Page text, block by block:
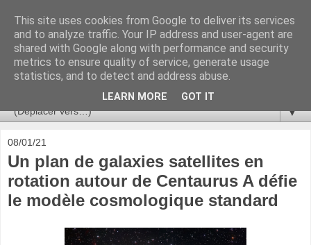
Ça se passe là haut
Astronomie, Astrophysique, Astroparticules, Cosmologie.
L'infini se contemple, indéfiniment. ISSN 2272-5768
▼
08/01/21
Un plan de galaxies satellites en
rotation autour de Centaurus A défie
le modèle cosmologique standard
This site uses cookies from Google to deliver its services
and to analyze traffic. Your IP address and user-agent are
shared with Google along with performance and security
metrics to ensure quality of service, generate usage
statistics, and to detect and address abuse.
LEARN MORE GOT IT